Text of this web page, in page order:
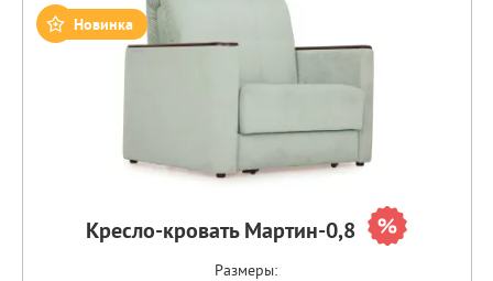
Новинка
Кресло-кровать Мартин-0,8
Размеры: